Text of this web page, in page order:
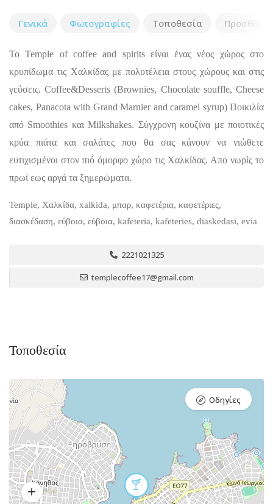
Γενικά Φωτογραφίες Τοποθεσία Προσθήκη
To Temple of coffee and spirits είναι ένας νέος χώρος στο
κρυπίδωμα τις Χαλκίδας με πολυτέλεια στους χώρους και στις
γεύσεις. Coffee&Desserts (Brownies, Chocolate souffle, Cheese
cakes, Panacota with Grand Marnier and caramel syrup) Ποικιλία
από Smoothies και Milkshakes. Σύγχρονη κουζίνα με ποιοτικές
κρύα πιάτα και σαλάτες που θα σας κάνουν να νιώθετε
ευτιχισμένοι στον πιό όμορφο χώρο τις Χαλκίδας. Απο νωρίς το
πρωί εως αργά τα ξημερώματα.
Temple, Χαλκίδα, xalkida, μπαρ, καφετέρια, καφετέριες,
διασκέδαση, εύβοια, εύβοια, kafeteria, kafeteries, diaskedasi, evia
2221021325
templecoffee17@gmail.com
Τοποθεσία
Οδηγίες